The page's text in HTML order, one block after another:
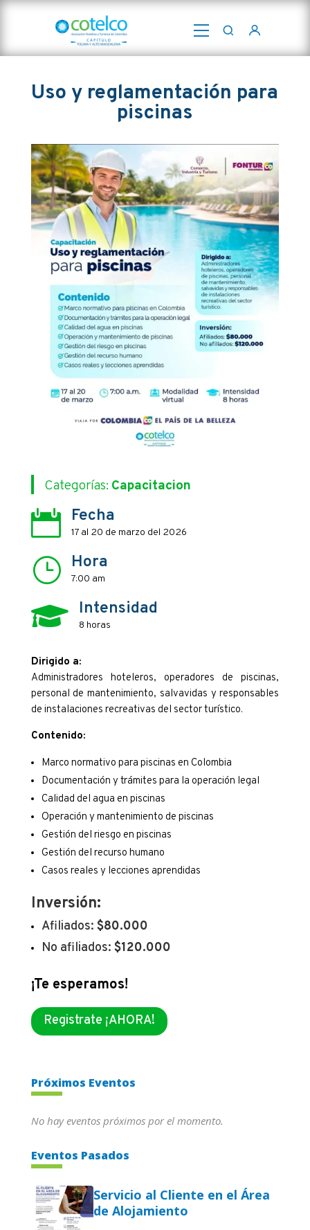
Abrir
Uso y reglamentación para
piscinas
Categorías: Capacitacion
 Fecha
17 al 20 de marzo del 2026
} Hora
7:00 am
 Intensidad
8 horas
Dirigido a:
Administradores hoteleros, operadores de piscinas,
personal de mantenimiento, salvavidas y responsables
de instalaciones recreativas del sector turístico.
Contenido:
Marco normativo para piscinas en Colombia
Documentación y trámites para la operación legal
Calidad del agua en piscinas
Operación y mantenimiento de piscinas
Gestión del riesgo en piscinas
Gestión del recurso humano
Casos reales y lecciones aprendidas
Inversión:
Afiliados: $80.000
No afiliados: $120.000
¡Te esperamos!
Registrate ¡AHORA!
Próximos Eventos
No hay eventos próximos por el momento.
Eventos Pasados
Servicio al Cliente en el Área
de Alojamiento